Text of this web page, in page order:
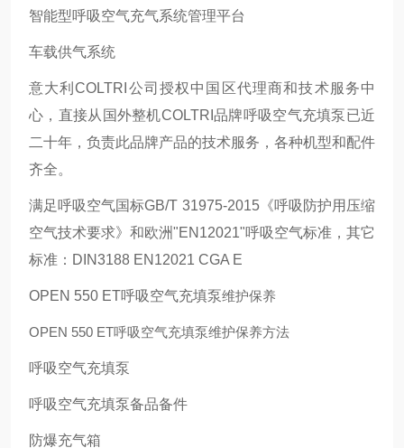
智能型呼吸空气充气系统管理平台
车载供气系统
意大利COLTRI公司授权中国区代理商和技术服务中
心，直接从国外整机COLTRI品牌呼吸空气充填泵已近
二十年，负责此品牌产品的技术服务，各种机型和配件
齐全。
满足呼吸空气国标GB/T 31975-2015《呼吸防护用压缩
空气技术要求》和欧洲"EN12021"呼吸空气标准，其它
标准：DIN3188 EN12021 CGA E
OPEN 550 ET呼吸空气充填泵维护保养
OPEN 550 ET呼吸空气充填泵维护保养方法
呼吸空气充填泵
呼吸空气充填泵备品备件
防爆充气箱